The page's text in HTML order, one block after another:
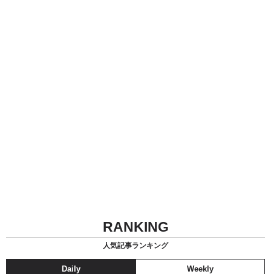
RANKING
人気記事ランキング
Daily Weekly